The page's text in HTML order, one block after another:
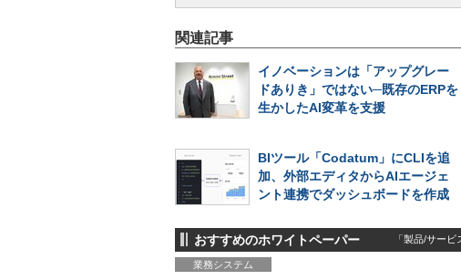
関連記事
イノベーションは「アップグレー
ドありき」ではない─既存のERPを
生かしたAI変革を支援
BIツール「Codatum」にCLIを追
加、外部エディタからAIエージェ
ント連携でダッシュボードを作成
おすすめのホワイトペーパー 「製品/サー
業務システム